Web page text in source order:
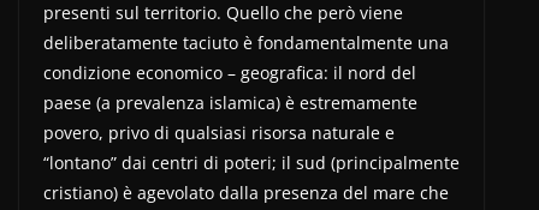
presenti sul territorio. Quello che però viene
deliberatamente taciuto è fondamentalmente una
condizione economico – geografica: il nord del
paese (a prevalenza islamica) è estremamente
povero, privo di qualsiasi risorsa naturale e
“lontano” dai centri di poteri; il sud (principalmente
cristiano) è agevolato dalla presenza del mare che